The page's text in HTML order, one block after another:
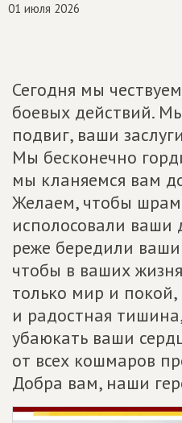
01 июля 2026
Сегодня мы
боевых действий.
подвиг, ваши
Мы бесконечно
мы кланяемся вам
Желаем, чтобы
исполосовали
реже бередили
чтобы в ваших
только мир и покой,
и радостная
убаюкать ваши
от всех кошмаров
Добра вам, наши